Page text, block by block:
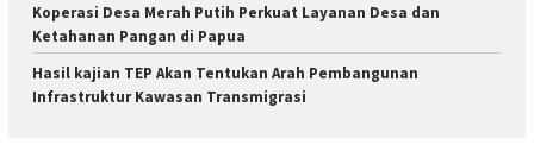
Koperasi Desa Merah Putih Perkuat Layanan Desa dan
Ketahanan Pangan di Papua
Hasil kajian TEP Akan Tentukan Arah Pembangunan
Infrastruktur Kawasan Transmigrasi